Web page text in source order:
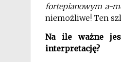
fortepianowym a-
niemożliwe! Ten
Na ile ważne
interpretację?